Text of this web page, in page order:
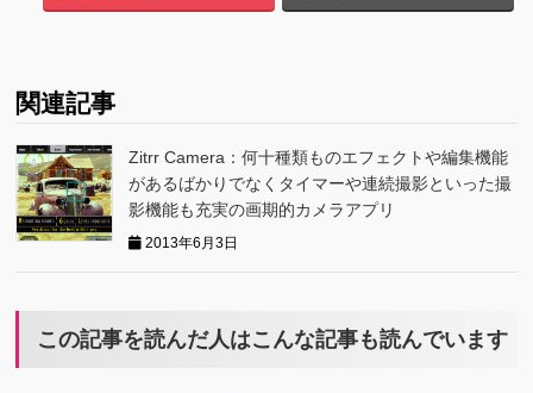
関連記事
Zitrr Camera：何十種類ものエフェクトや編集機能
があるばかりでなくタイマーや連続撮影といった撮
影機能も充実の画期的カメラアプリ
2013年6月3日
この記事を読んだ人はこんな記事も読んでいます